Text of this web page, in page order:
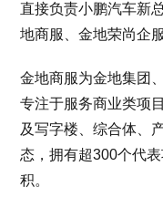
直接负责小鹏汽车新
地商服、金地荣尚企
金地商服为金地集团
专注于服务商业类项
及写字楼、综合体、
态，拥有超300个代
积。